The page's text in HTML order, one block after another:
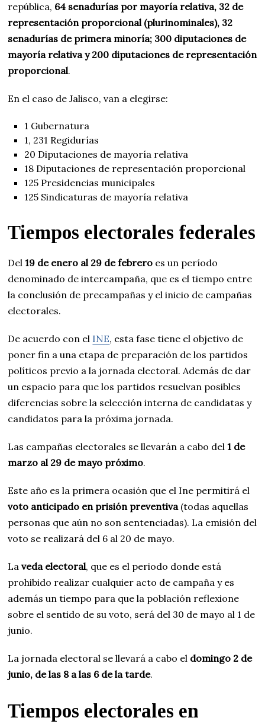
república, 64 senadurías por mayoría relativa, 32 de
representación proporcional (plurinominales), 32
senadurías de primera minoría; 300 diputaciones de
mayoría relativa y 200 diputaciones de representación
proporcional.
En el caso de Jalisco, van a elegirse:
1 Gubernatura
1, 231 Regidurías
20 Diputaciones de mayoría relativa
18 Diputaciones de representación proporcional
125 Presidencias municipales
125 Sindicaturas de mayoría relativa
Tiempos electorales federales
Del19 de enero al 29 de febrero es un período
denominado de intercampaña, que es el tiempo entre
la conclusión de precampañas y el inicio de campañas
electorales.
De acuerdo con el INE, esta fase tiene el objetivo de
poner fin a una etapa de preparación de los partidos
políticos previo a la jornada electoral. Además de dar
un espacio para que los partidos resuelvan posibles
diferencias sobre la selección interna de candidatas y
candidatos para la próxima jornada.
Las campañas electorales se llevarán a cabo del1 de
marzo al 29 de mayo próximo.
Este año es la primera ocasión que el Ine permitirá el
voto anticipado en prisión preventiva(todas aquellas
personas que aún no son sentenciadas). La emisión del
voto se realizará del 6 al 20 de mayo.
Laveda electoral, que es el periodo donde está
prohibido realizar cualquier acto de campaña y es
además un tiempo para que la población reflexione
sobre el sentido de su voto, será del 30 de mayo al 1 de
junio.
La jornada electoral se llevará a cabo el domingo 2 de
junio, de las 8 a las 6 de la tarde.
Tiempos electorales en